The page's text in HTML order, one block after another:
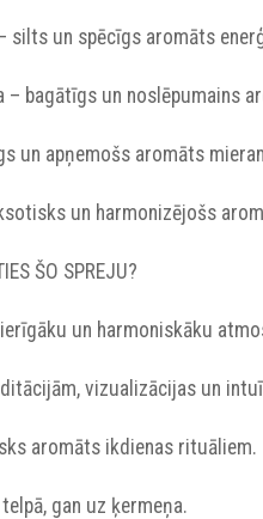
silts un spēcīgs aromāts
– bagātīgs un noslēpumains
un apņemošs aromāts
un harmonizējošs
ŠO SPREJU?
un harmoniskāku
vizualizācijas un
aromāts ikdienas rituāliem.
gan uz ķermeņa.